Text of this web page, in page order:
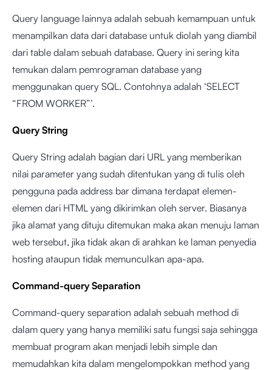
Query language lainnya adalah sebuah kemampuan untuk
menampilkan data dari database untuk diolah yang diambil
dari table dalam sebuah database. Query ini sering kita
temukan dalam pemrograman database yang
menggunakan query SQL. Contohnya adalah ‘SELECT
“FROM WORKER”’.
Query String
Query String adalah bagian dari URL yang memberikan
nilai parameter yang sudah ditentukan yang di tulis oleh
pengguna pada address bar dimana terdapat elemen-
elemen dari HTML yang dikirimkan oleh server. Biasanya
jika alamat yang dituju ditemukan maka akan menuju laman
web tersebut, jika tidak akan di arahkan ke laman penyedia
hosting ataupun tidak memunculkan apa-apa.
Command-query Separation
Command-query separation adalah sebuah method di
dalam query yang hanya memiliki satu fungsi saja sehingga
membuat program akan menjadi lebih simple dan
memudahkan kita dalam mengelompokkan method yang